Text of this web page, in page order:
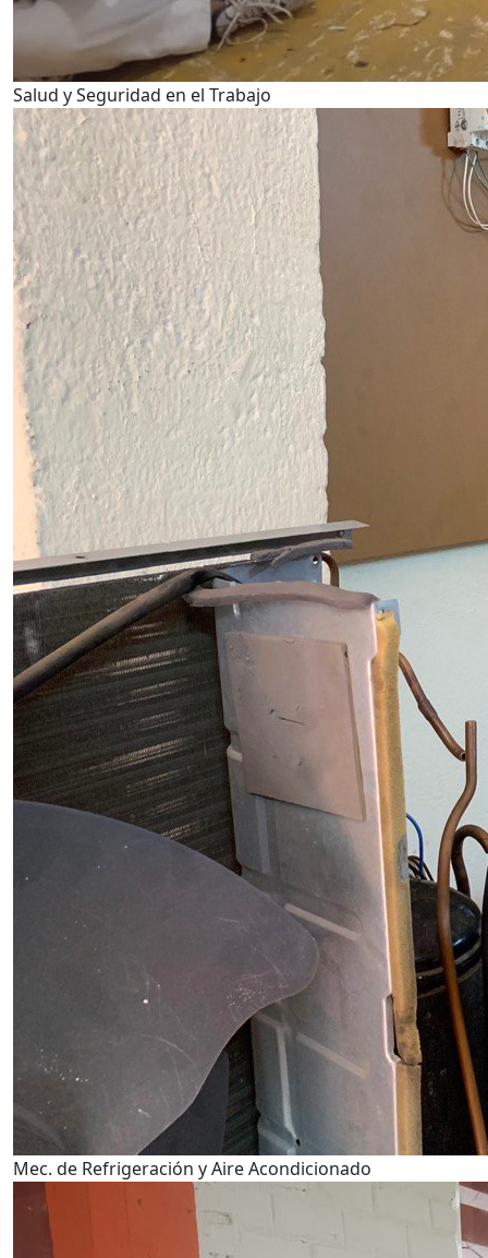
Salud y Seguridad en el Trabajo
Mec. de Refrigeración y Aire Acondicionado